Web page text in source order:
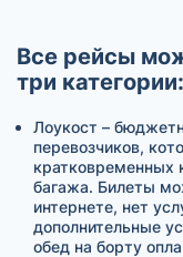
Все рейсы
три категории:
Лоукост –
перевозчиков,
кратковременных
багажа. Билеты
интернете, нет
дополнительные
обед на борту